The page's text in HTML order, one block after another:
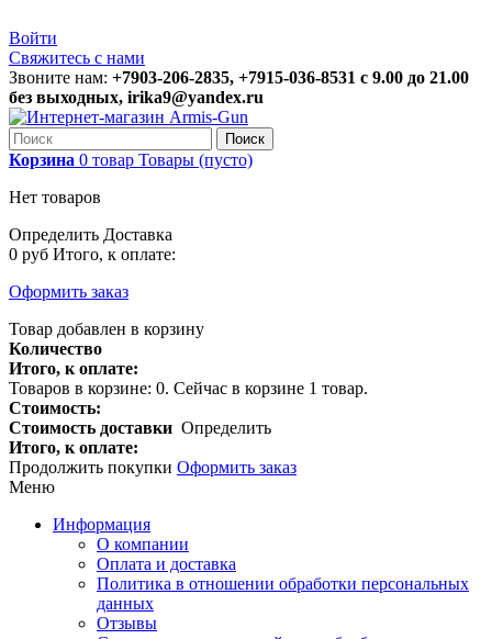
Войти
Свяжитесь с нами
Звоните нам: +7903-206-2835, +7915-036-8531 с 9.00 до 21.00
без выходных, irika9@yandex.ru
Поиск
Корзина 0 товар Товары (пусто)
Нет товаров
Определить Доставка
0 руб Итого, к оплате:
Оформить заказ
Товар добавлен в корзину
Количество
Итого, к оплате:
Товаров в корзине: 0. Сейчас в корзине 1 товар.
Стоимость:
Стоимость доставки Определить
Итого, к оплате:
Продолжить покупки Оформить заказ
Меню
Информация
О компании
Оплата и доставка
Политика в отношении обработки персональных
данных
Отзывы